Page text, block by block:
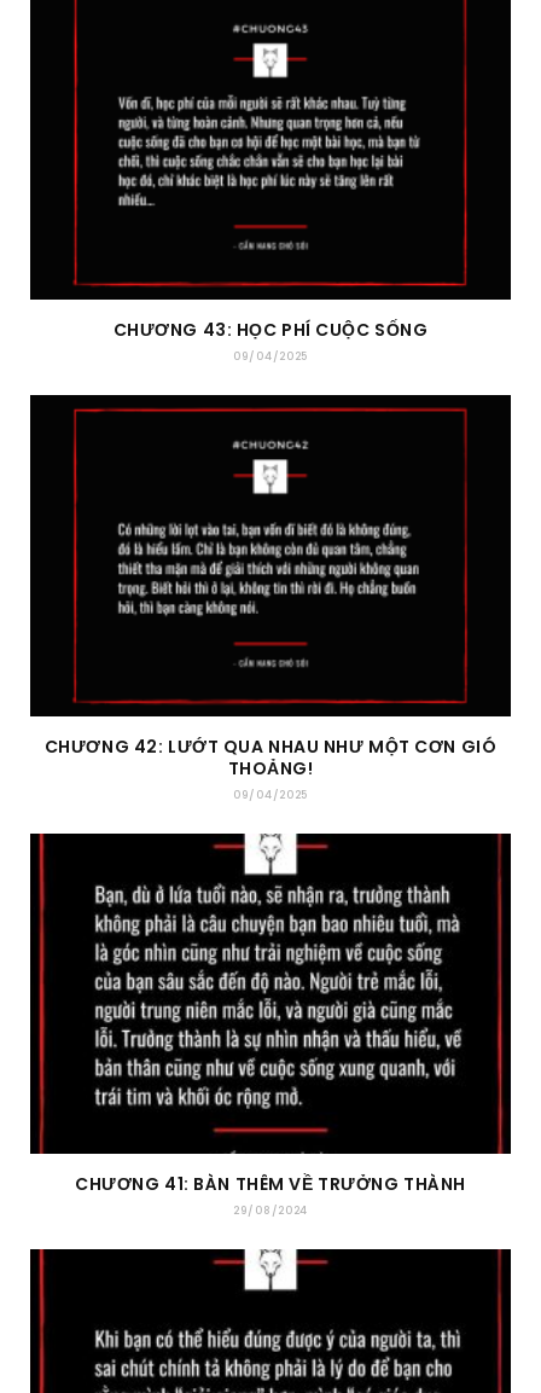
CHƯƠNG 43: HỌC PHÍ CUỘC SỐNG
09/04/2025
CHƯƠNG 42: LƯỚT QUA NHAU NHƯ MỘT CƠN GIÓ
THOẢNG!
09/04/2025
CHƯƠNG 41: BÀN THÊM VỀ TRƯỞNG THÀNH
29/08/2024